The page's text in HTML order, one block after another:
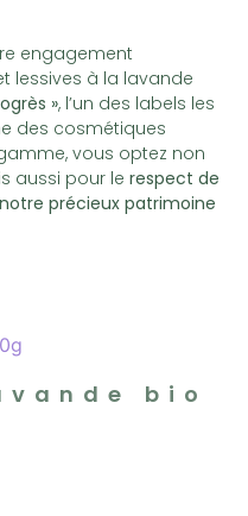
engagement
lessives à la lavande
», l’un des labels les
des cosmétiques
vous optez non
aussi pour lerespect de
précieux patrimoine
bio